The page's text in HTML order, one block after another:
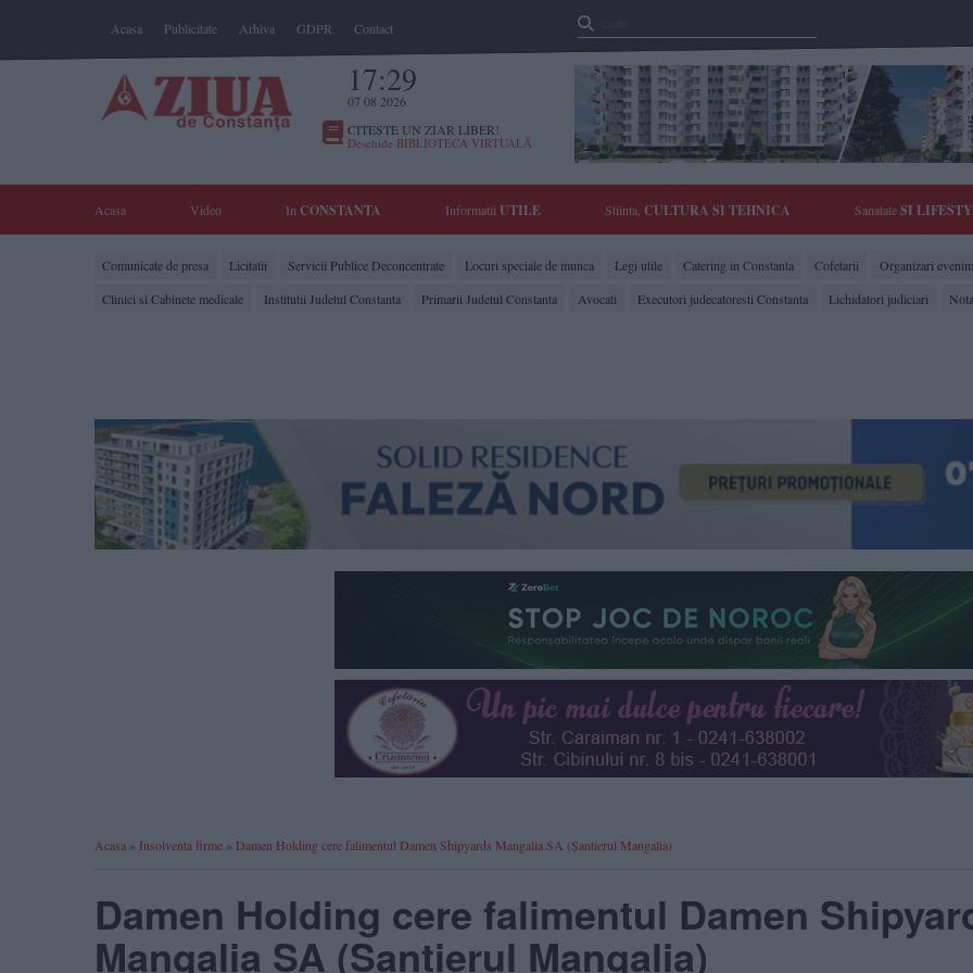
Acasa Publicitate Arhiva GDPR Contact
17:29
07 08 2026
CITESTE UN ZIAR LIBER!
Deschide BIBLIOTECA VIRTUALĂ
Acasa Video In CONSTANTA Informatii UTILE Stiinta, CULTURA SI TEHNICA SanatateSI
Comunicate de presa Licitatii Servicii Publice Deconcentrate Locuri speciale de munca Legi utile Catering in Constanta Cofetarii
Organizari
Clinici si Cabinete medicale
Institutii Judetul Constanta Primarii Judetul Constanta Avocati Executori judecatoresti Constanta Lichidatori judiciari
Acasa » Insolventa firme » Damen Holding cere falimentul Damen Shipyards Mangalia SA (Șantierul Mangalia)
Damen Holding cere falimentul Damen
Mangalia SA (Șantierul Mangalia)